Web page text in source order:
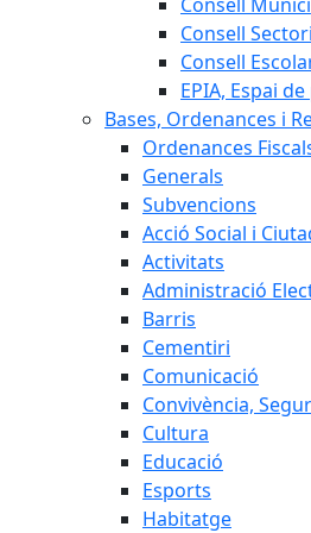
Consell
Consell
EPIA, Espai
Bases, Ordenances i
Ordenances
Generals
Subvencions
Acció Social i
Activitats
Administració
Barris
Cementiri
Comunicació
Convivència,
Cultura
Educació
Esports
Habitatge